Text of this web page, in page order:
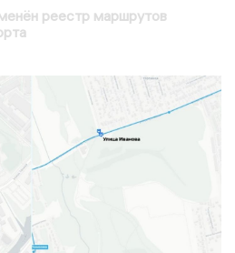
реестр маршрутов